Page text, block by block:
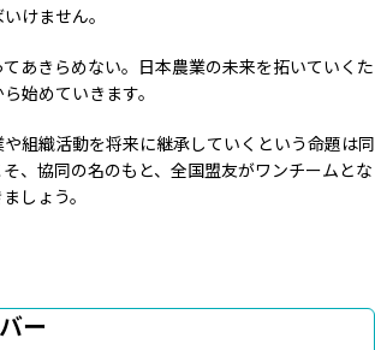
けません。
あきらめない。日本農業の未来を拓いていくた
始めていきます。
組織活動を将来に継承していくという命題は同
、協同の名のもと、全国盟友がワンチームとな
しょう。
ー